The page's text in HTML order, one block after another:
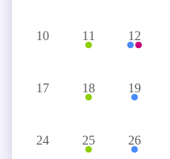
10 11 12
17 18 19
24 25 26